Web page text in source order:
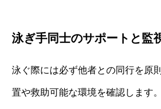
泳ぎ手同士のサポートと監
泳ぐ際には必ず他者との同行を原
置や救助可能な環境を確認します